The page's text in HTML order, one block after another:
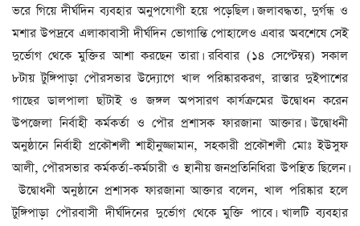
ভরে গিয়ে দীর্ঘদিন ব্যবহার অনুপযোগী হয়ে পড়েছিল। জলাবদ্ধতা, দুর্গন্ধ ও
মশার উপদ্রবে এলাকাবাসী দীর্ঘদিন ভোগান্তি পোহালেও এবার অবশেষে সেই
দুর্ভোগ থেকে মুক্তির আশা করছেন তারা। রবিবার (১৪ সেপ্টেম্বর) সকাল
৮টায় টুঙ্গিপাড়া পৌরসভার উদ্যোগে খাল পরিষ্কারকরণ, রাস্তার দুইপাশের
গাছের ডালপালা ছাঁটাই ও জঙ্গল অপসারণ কার্যক্রমের উদ্বোধন করেন
উপজেলা নির্বাহী কর্মকর্তা ও পৌর প্রশাসক ফারজানা আক্তার। উদ্বোধনী
অনুষ্ঠানে নির্বাহী প্রকৌশলী শাহীনুজ্জামান, সহকারী প্রকৌশলী মোঃ ইউসুফ
আলী, পৌরসভার কর্মকর্তা-কর্মচারী ও স্থানীয় জনপ্রতিনিধিরা উপস্থিত ছিলেন।
উদ্বোধনী অনুষ্ঠানে প্রশাসক ফারজানা আক্তার বলেন, খাল পরিষ্কার হলে
টুঙ্গিপাড়া পৌরবাসী দীর্ঘদিনের দুর্ভোগ থেকে মুক্তি পাবে। খালটি ব্যবহার